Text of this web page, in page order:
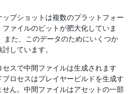
プショットは複数のプラットフォー
ァイルのビットが肥大化していま
また、このデータのためにいくつか
しています。
スで中間ファイルは生成されます
ロセスはプレイヤービルドを生成す
ん。中間ファイルはアセットの一部